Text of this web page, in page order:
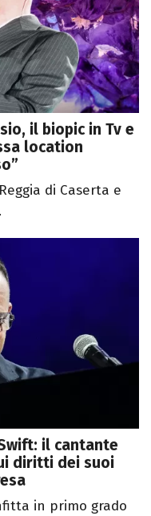
il biopic in Tv e
location
di Caserta e
il cantante
diritti dei suoi
in primo grado